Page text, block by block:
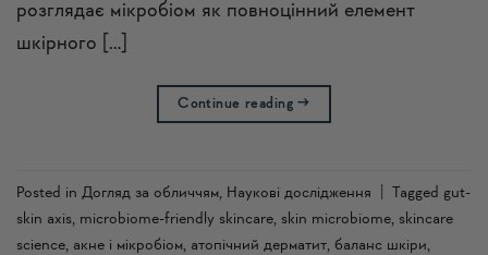
розглядає мікробіом як повноцінний елемент
шкірного […]
Continue reading→
Posted in Догляд за обличчям, Наукові дослідження Tagged gut-
skin axis, microbiome-friendly skincare, skin microbiome, skincare
science, акне і мікробіом, атопічний дерматит, баланс шкіри,